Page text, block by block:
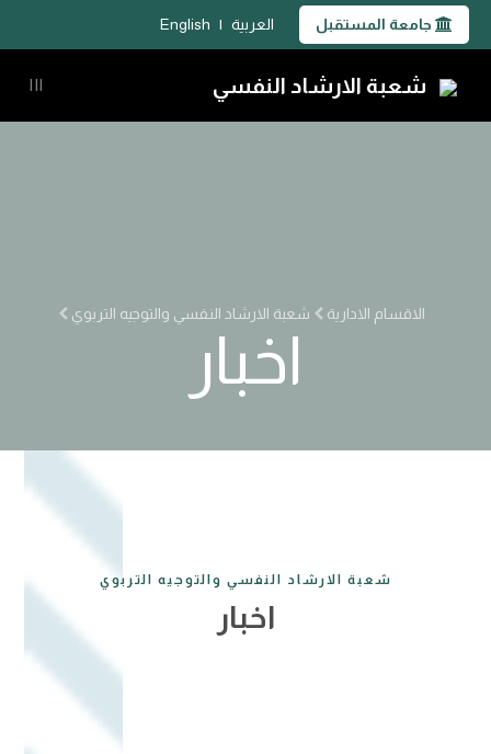
جامعة المستقبل العربية |
English
شعبة الارشاد النفسي |||
الاقسام الادارية شعبة الارشاد النفسي والتوجيه التربوي
اخبار
شعبة الارشاد النفسي والتوجيه التربوي
اخبار